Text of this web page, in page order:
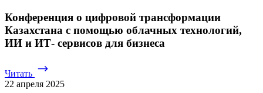
Конференция о цифровой трансформации
Казахстана с помощью облачных технологий,
ИИ и ИТ- сервисов для бизнеса
Читать
22 апреля 2025